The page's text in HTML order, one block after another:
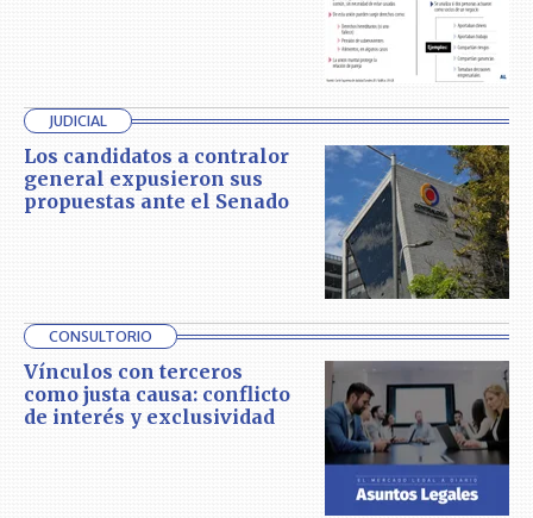
JUDICIAL
Los candidatos a contralor
general expusieron sus
propuestas ante el Senado
CONSULTORIO
Vínculos con terceros
como justa causa: conflicto
de interés y exclusividad